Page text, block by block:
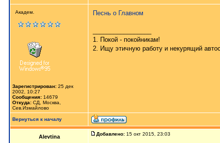
Академ.
Зарегистрирован: 25 дек
2002, 10:27
Сообщения: 14679
Откуда: СД, Москва,
Сев.Измайлово
Песнь о Главном
1. Покой - покойникам!
2. Ищу этичную работу и некурящий
Вернуться к началу
Alevtina Добавлено: 15 окт 2015, 23:03